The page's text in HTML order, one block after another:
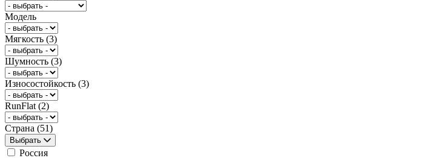
Модель
Мягкость (3)
Шумность (3)
Износостойкость (3)
RunFlat (2)
Страна (51)
Выбрать
Россия